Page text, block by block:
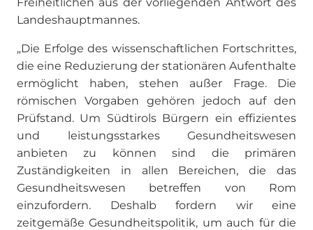
Landeshauptmannes.
„Die Erfolge des wissenschaftlichen Fortschrittes,
die eine Reduzierung der stationären Aufenthalte
ermöglicht haben, stehen außer Frage. Die
römischen Vorgaben gehören jedoch auf den
Prüfstand. Um Südtirols Bürgern ein effizientes
und leistungsstarkes Gesundheitswesen
anbieten zu können sind die primären
Zuständigkeiten in allen Bereichen, die das
Gesundheitswesen betreffen von Rom
einzufordern. Deshalb fordern wir eine
zeitgemäße Gesundheitspolitik, um auch für die